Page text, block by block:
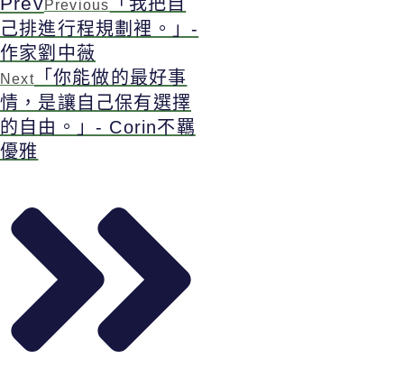
Previous
己排進行程規劃裡。」-
作家劉中薇
Next「你能做的最好事
情，是讓自己保有選擇
的自由。」- Corin不羈
優雅